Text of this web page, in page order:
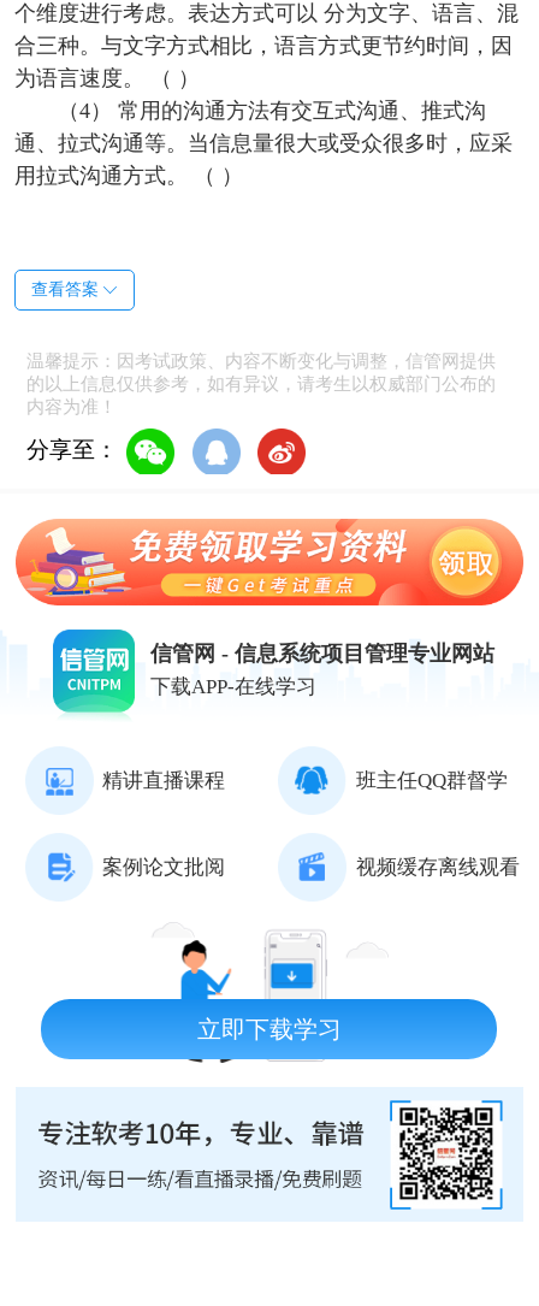
个维度进行考虑。表达方式可以 分为文字、语言、混
合三种。与文字方式相比，语言方式更节约时间，因
为语言速度。 （ ）
（4） 常用的沟通方法有交互式沟通、推式沟
通、拉式沟通等。当信息量很大或受众很多时，应采
用拉式沟通方式。 （ ）
查看答案
温馨提示：因考试政策、内容不断变化与调整，信管网提供
的以上信息仅供参考，如有异议，请考生以权威部门公布的
内容为准！
分享至：
信管网 - 信息系统项目管理专业网站
下载APP-在线学习
精讲直播课程 班主任QQ群督学
案例论文批阅 视频缓存离线观看
立即下载学习